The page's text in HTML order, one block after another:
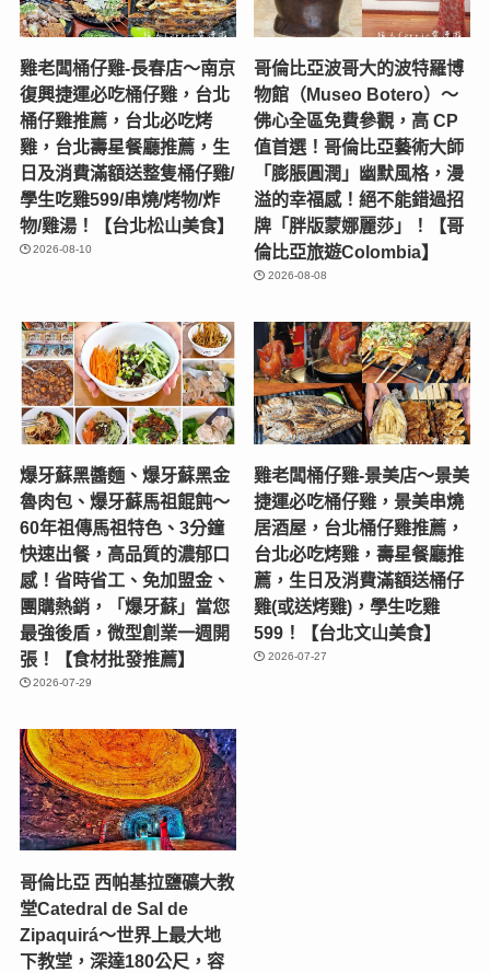
雞老闆桶仔雞-長春店〜南京
復興捷運必吃桶仔雞，台北
桶仔雞推薦，台北必吃烤
雞，台北壽星餐廳推薦，生
日及消費滿額送整隻桶仔雞/
學生吃雞599/串燒/烤物/炸
物/雞湯！【台北松山美食】
2026-08-10
哥倫比亞波哥大的波特羅博
物館（Museo Botero）～
佛心全區免費參觀，高 CP
值首選！哥倫比亞藝術大師
「膨脹圓潤」幽默風格，漫
溢的幸福感！絕不能錯過招
牌「胖版蒙娜麗莎」！【哥
倫比亞旅遊Colombia】
2026-08-08
爆牙蘇黑醬麵、爆牙蘇黑金
魯肉包、爆牙蘇馬祖餛飩～
60年祖傳馬祖特色、3分鐘
快速出餐，高品質的濃郁口
感！省時省工、免加盟金、
團購熱銷，「爆牙蘇」當您
最強後盾，微型創業一週開
張！【食材批發推薦】
2026-07-29
雞老闆桶仔雞-景美店〜景美
捷運必吃桶仔雞，景美串燒
居酒屋，台北桶仔雞推薦，
台北必吃烤雞，壽星餐廳推
薦，生日及消費滿額送桶仔
雞(或送烤雞)，學生吃雞
599！【台北文山美食】
2026-07-27
哥倫比亞 西帕基拉鹽礦大教
堂Catedral de Sal de
Zipaquirá～世界上最大地
下教堂，深達180公尺，容